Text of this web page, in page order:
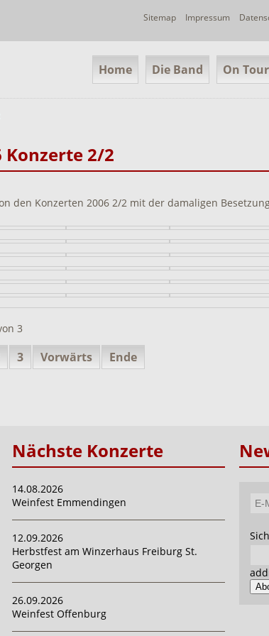
Navigation
Sitemap Impressum
überspringen
Home Die Band On Tour
Konzerte 2/2
den Konzerten 2006 2/2 mit der damaligen
3
3 Vorwärts Ende
Nächste Konzerte
14.08.2026
Weinfest Emmendingen
12.09.2026
Herbstfest am Winzerhaus Freiburg St.
Georgen
26.09.2026
Weinfest Offenburg